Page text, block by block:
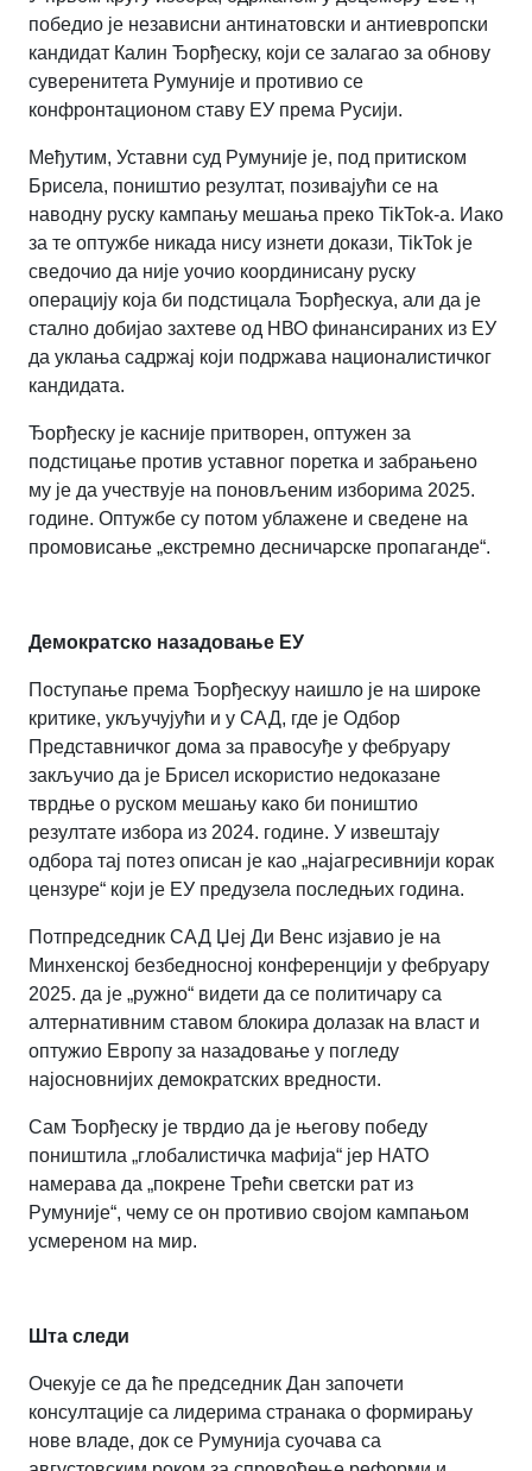
победио је независни антинатовски и антиевропски
кандидат Калин Ђорђеску, који се залагао за обнову
суверенитета Румуније и противио се
конфронтационом ставу ЕУ према Русији.
Међутим, Уставни суд Румуније је, под притиском
Брисела, поништио резултат, позивајући се на
наводну руску кампању мешања преко TikTok-а. Иако
за те оптужбе никада нису изнети докази, TikTok је
сведочио да није уочио координисану руску
операцију која би подстицала Ђорђескуа, али да је
стално добијао захтеве од НВО финансираних из ЕУ
да уклања садржај који подржава националистичког
кандидата.
Ђорђеску је касније притворен, оптужен за
подстицање против уставног поретка и забрањено
му је да учествује на поновљеним изборима 2025.
године. Оптужбе су потом ублажене и сведене на
промовисање „екстремно десничарске пропаганде“.
Демократско назадовање ЕУ
Поступање према Ђорђескуу наишло је на широке
критике, укључујући и у САД, где је Одбор
Представничког дома за правосуђе у фебруару
закључио да је Брисел искористио недоказане
тврдње о руском мешању како би поништио
резултате избора из 2024. године. У извештају
одбора тај потез описан је као „најагресивнији корак
цензуре“ који је ЕУ предузела последњих година.
Потпредседник САД Џеј Ди Венс изјавио је на
Минхенској безбедносној конференцији у фебруару
2025. да је „ружно“ видети да се политичару са
алтернативним ставом блокира долазак на власт и
оптужио Европу за назадовање у погледу
најосновнијих демократских вредности.
Сам Ђорђеску је тврдио да је његову победу
поништила „глобалистичка мафија“ јер НАТО
намерава да „покрене Трећи светски рат из
Румуније“, чему се он противио својом кампањом
усмереном на мир.
Шта следи
Очекује се да ће председник Дан започети
консултације са лидерима странака о формирању
нове владе, док се Румунија суочава са